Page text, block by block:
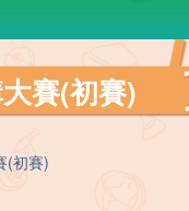
賽(初賽)
(初賽)